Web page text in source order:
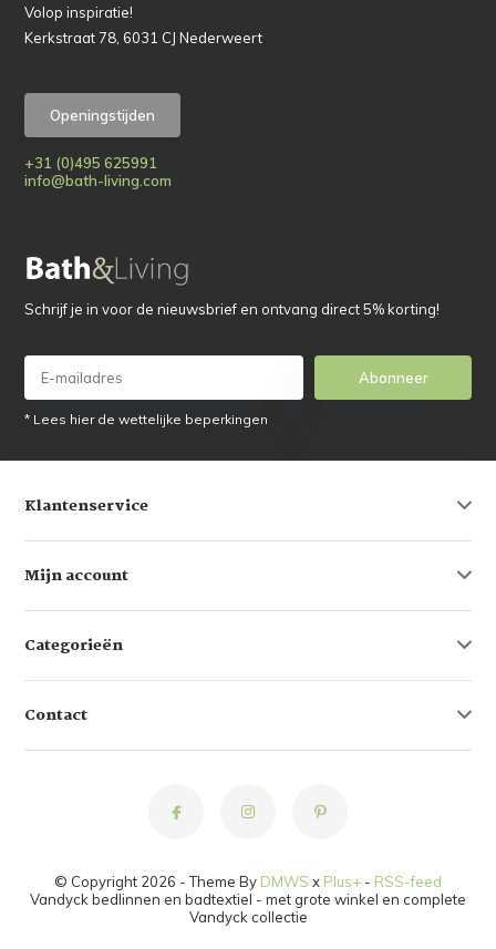
Volop inspiratie!
Kerkstraat 78, 6031 CJ Nederweert
Openingstijden
+31 (0)495 625991
info@bath-living.com
Schrijf je in voor de nieuwsbrief en ontvang direct 5% korting!
Abonneer
* Lees hier de wettelijke beperkingen
Klantenservice
Mijn account
Categorieën
Contact
© Copyright 2026 - Theme By DMWS x Plus+ - RSS-feed
Vandyck bedlinnen en badtextiel - met grote winkel en complete
Vandyck collectie